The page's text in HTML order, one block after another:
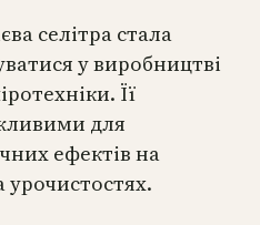
селітра стала
у виробництві
Її
для
ефектів на
урочистостях.